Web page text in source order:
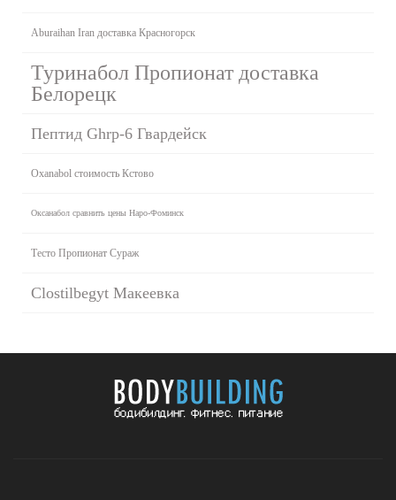
Aburaihan Iran доставка Красногорск
Туринабол Пропионат доставка
Белорецк
Пептид Ghrp-6 Гвардейск
Oxanabol стоимость Кстово
Оксанабол сравнить цены Наро-Фоминск
Тесто Пропионат Сураж
Clostilbegyt Макеевка